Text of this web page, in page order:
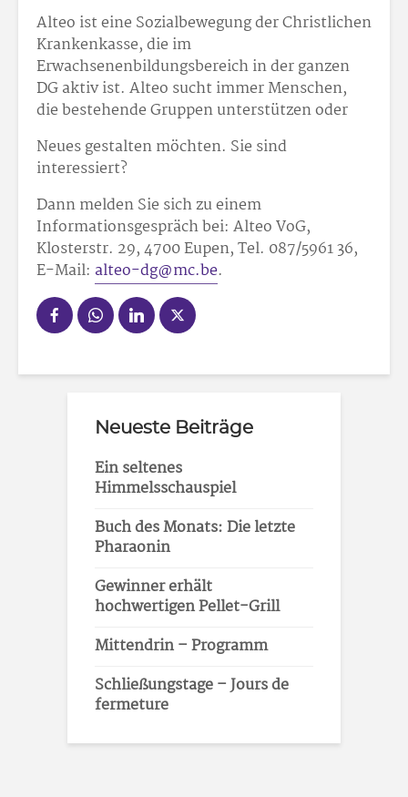
Alteo ist eine Sozialbewegung der Christlichen
Krankenkasse, die im
Erwachsenenbildungsbereich in der ganzen
DG aktiv ist. Alteo sucht immer Menschen,
die bestehende Gruppen unterstützen oder
Neues gestalten möchten. Sie sind
interessiert?
Dann melden Sie sich zu einem
Informationsgespräch bei: Alteo VoG,
Klosterstr. 29, 4700 Eupen, Tel. 087/5961 36,
E-Mail: alteo-dg@mc.be.
Neueste Beiträge
Ein seltenes
Himmelsschauspiel
Buch des Monats: Die letzte
Pharaonin
Gewinner erhält
hochwertigen Pellet-Grill
Mittendrin – Programm
Schließungstage – Jours de
fermeture